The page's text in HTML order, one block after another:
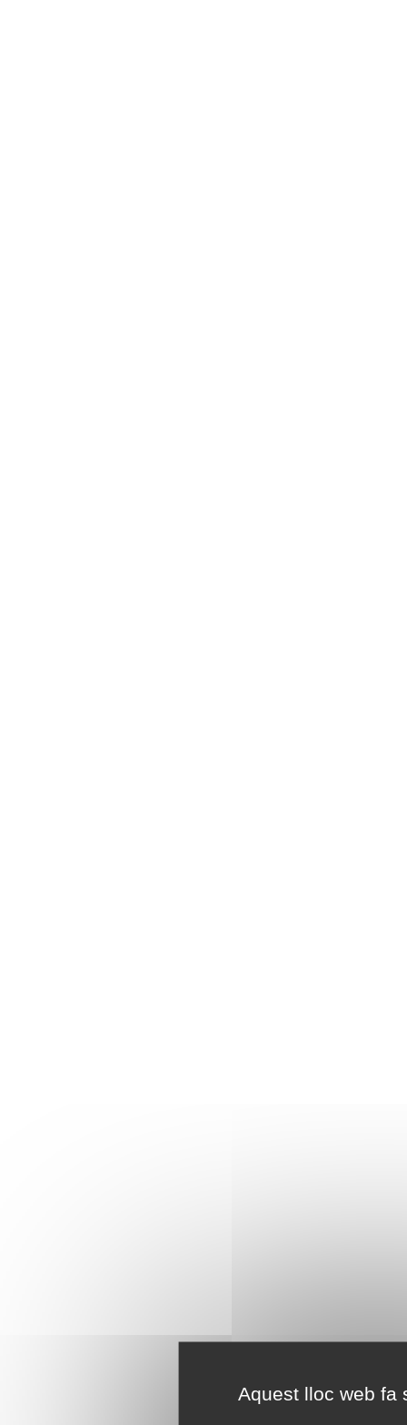
Aquest lloc web fa